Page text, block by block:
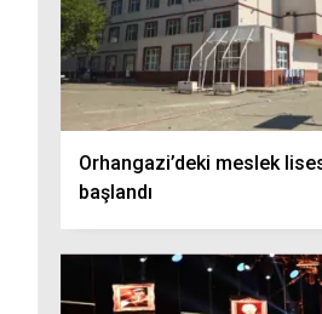
Orhangazi’deki meslek
başlandı